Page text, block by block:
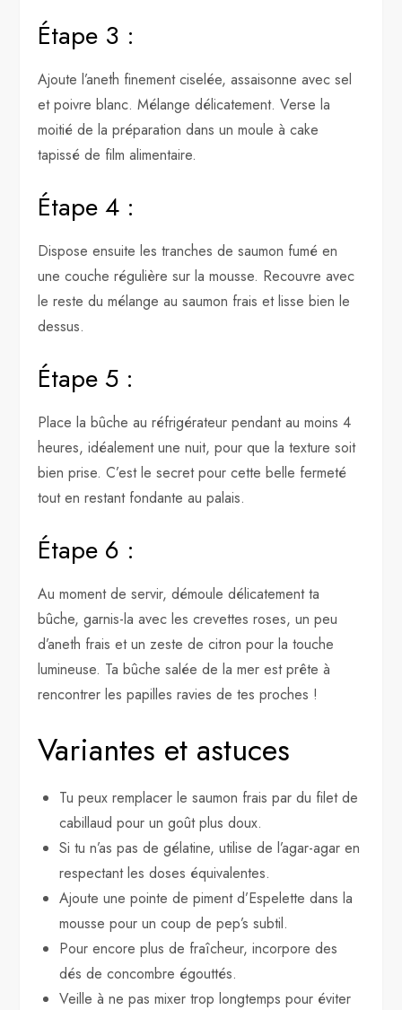
Étape 3 :
Ajoute l’aneth finement ciselée, assaisonne avec sel
et poivre blanc. Mélange délicatement. Verse la
moitié de la préparation dans un moule à cake
tapissé de film alimentaire.
Étape 4 :
Dispose ensuite les tranches de saumon fumé en
une couche régulière sur la mousse. Recouvre avec
le reste du mélange au saumon frais et lisse bien le
dessus.
Étape 5 :
Place la bûche au réfrigérateur pendant au moins 4
heures, idéalement une nuit, pour que la texture soit
bien prise. C’est le secret pour cette belle fermeté
tout en restant fondante au palais.
Étape 6 :
Au moment de servir, démoule délicatement ta
bûche, garnis-la avec les crevettes roses, un peu
d’aneth frais et un zeste de citron pour la touche
lumineuse. Ta bûche salée de la mer est prête à
rencontrer les papilles ravies de tes proches !
Variantes et astuces
Tu peux remplacer le saumon frais par du filet de
cabillaud pour un goût plus doux.
Si tu n’as pas de gélatine, utilise de l’agar-agar en
respectant les doses équivalentes.
Ajoute une pointe de piment d’Espelette dans la
mousse pour un coup de pep’s subtil.
Pour encore plus de fraîcheur, incorpore des
dés de concombre égouttés.
Veille à ne pas mixer trop longtemps pour éviter